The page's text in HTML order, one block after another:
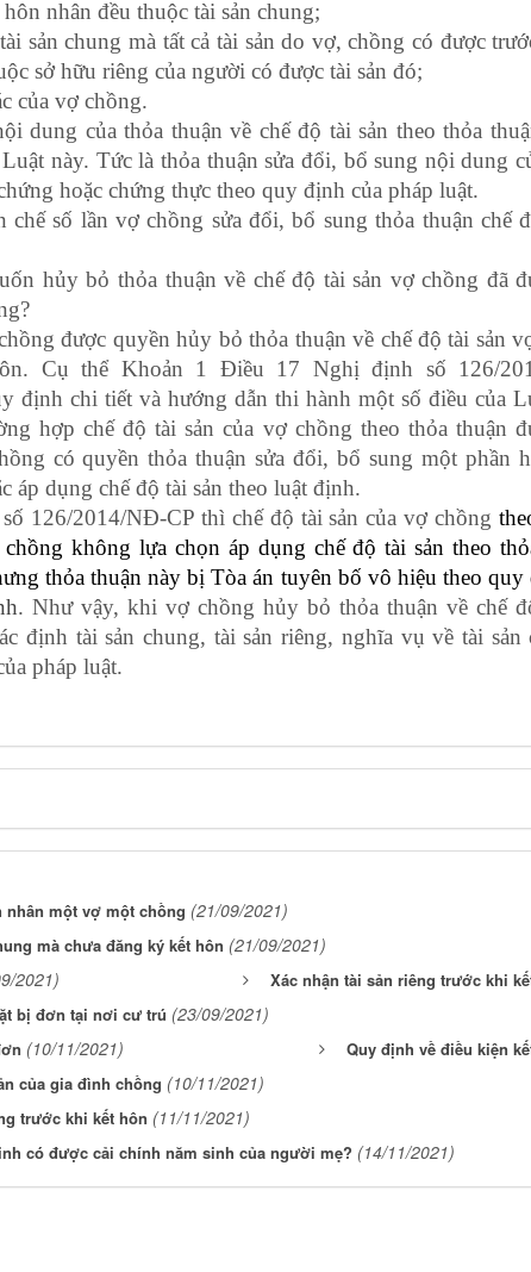
nhân đều thuộc tài sản chung;
sản chung mà tất cả tài sản do vợ, chồng có được
sở hữu riêng của người có được tài sản đó;
của vợ chồng.
dung của thỏa thuận về chế độ tài sản theo thỏa
này. Tức là thỏa thuận sửa đổi, bổ sung nội dung
hoặc chứng thực theo quy định của pháp luật.
số lần vợ chồng sửa đổi, bổ sung thỏa thuận chế
hủy bỏ thỏa thuận về chế độ tài sản vợ chồng đã
được quyền hủy bỏ thỏa thuận về chế độ tài sản
Cụ thể Khoản 1 Điều 17 Nghị định số 126/
định chi tiết và hướng dẫn thi hành một số điều của
hợp chế độ tài sản của vợ chồng theo thỏa thuận
có quyền thỏa thuận sửa đổi, bổ sung một phần
áp dụng chế độ tài sản theo luật định.
126/2014/NĐ-CP thì chế độ tài sản của vợ chồng
không lựa chọn áp dụng chế độ tài sản theo
thỏa thuận này bị Tòa án tuyên bố vô hiệu theo
. Như vậy, khi vợ chồng hủy bỏ thỏa thuận về chế
định tài sản chung, tài sản riêng, nghĩa vụ về tài
pháp luật.
một vợ một chồng (21/09/2021)
mà chưa đăng ký kết hôn (21/09/2021)
2021) Xác nhận tài sản riêng trước khi
bị đơn tại nơi cư trú (23/09/2021)
(10/11/2021) Quy định về điều kiện
của gia đình chồng (10/11/2021)
trước khi kết hôn (11/11/2021)
có được cải chính năm sinh của người mẹ? (14/11/2021)